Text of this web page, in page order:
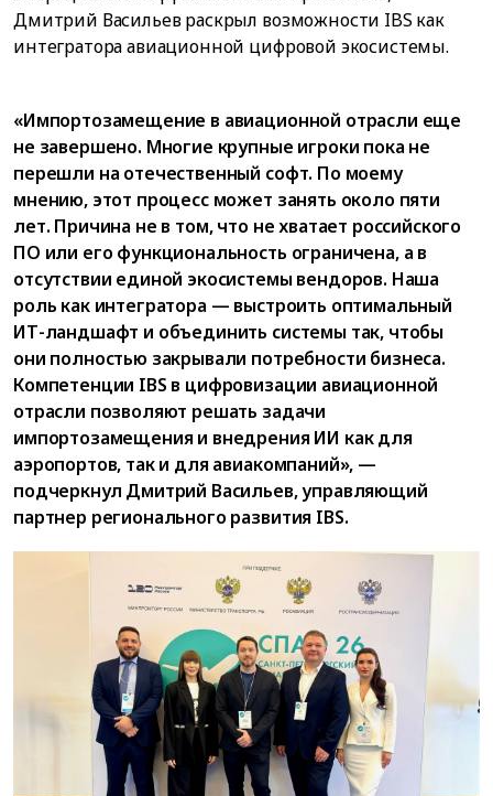
Дмитрий Васильев раскрыл возможности IBS как
интегратора авиационной цифровой экосистемы.
«Импортозамещение в авиационной отрасли еще
не завершено. Многие крупные игроки пока не
перешли на отечественный софт. По моему
мнению, этот процесс может занять около пяти
лет. Причина не в том, что не хватает российского
ПО или его функциональность ограничена, а в
отсутствии единой экосистемы вендоров. Наша
роль как интегратора — выстроить оптимальный
ИТ-ландшафт и объединить системы так, чтобы
они полностью закрывали потребности бизнеса.
Компетенции IBS в цифровизации авиационной
отрасли позволяют решать задачи
импортозамещения и внедрения ИИ как для
аэропортов, так и для авиакомпаний», —
подчеркнул Дмитрий Васильев, управляющий
партнер регионального развития IBS.